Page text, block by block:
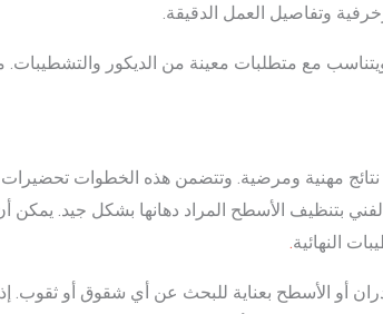
وتفاصيل العمل الدقيقة.
مع متطلبات معينة من الديكور والتشطيبات.
مهنية ومرضية. وتتضمن هذه الخطوات
بتنظيف الأسطح المراد دهانها بشكل جيد. يمكن
النهائية.
أو الأسطح بعناية للبحث عن أي شقوق أو ثقوب.